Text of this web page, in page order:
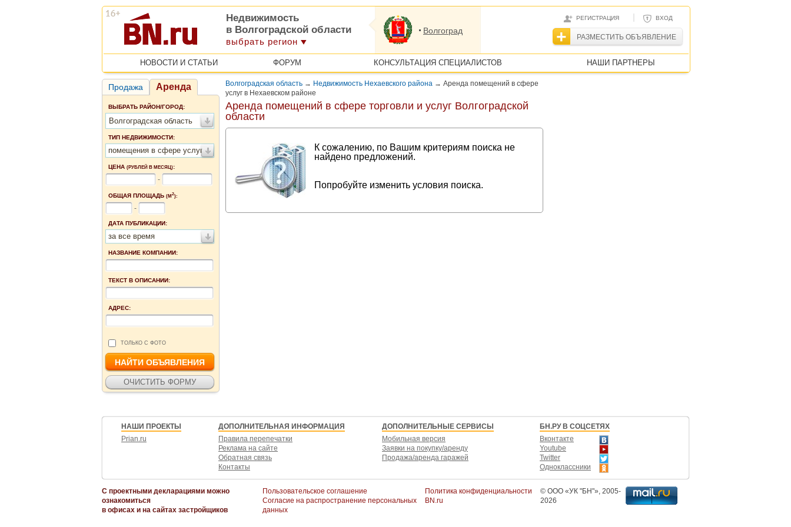
РЕГИСТРАЦИЯ | ВХОД
РАЗМЕСТИТЬ ОБЪЯВЛЕНИЕ
Недвижимость
в Волгоградской области
выбрать регион
Волгоград
НОВОСТИ И СТАТЬИ ФОРУМ КОНСУЛЬТАЦИЯ СПЕЦИАЛИСТОВ НАШИ ПАРТНЕРЫ
Продажа Аренда
ВЫБРАТЬ РАЙОН/ГОРОД:
Волгоградская область
ТИП НЕДВИЖИМОСТИ:
помещения в сфере услуг
ЦЕНА (РУБЛЕЙ В МЕСЯЦ):
-
ОБЩАЯ ПЛОЩАДЬ (М2):
-
ДАТА ПУБЛИКАЦИИ:
за все время
НАЗВАНИЕ КОМПАНИИ:
ТЕКСТ В ОПИСАНИИ:
АДРЕС:
ТОЛЬКО С ФОТО
Волгоградская область → Недвижимость Нехаевского района → Аренда помещений в сфере
услуг в Нехаевском районе
Аренда помещений в сфере торговли и услуг Волгоградской
области
К сожалению, по Вашим критериям поиска не
найдено предложений.
Попробуйте изменить условия поиска.
НАШИ ПРОЕКТЫ
Prian.ru
ДОПОЛНИТЕЛЬНАЯ ИНФОРМАЦИЯ
Правила перепечатки
Реклама на сайте
Обратная связь
Контакты
ДОПОЛНИТЕЛЬНЫЕ СЕРВИСЫ
Мобильная версия
Заявки на покупку/аренду
Продажа/аренда гаражей
БН.РУ В СОЦСЕТЯХ
Вконтакте
Youtube
Twitter
Одноклассники
С проектными декларациями можно
ознакомиться
в офисах и на сайтах застройщиков
Пользовательское соглашение
Согласие на распространение персональных
данных
Политика конфиденциальности
BN.ru
© ООО «УК "БН"» , 2005-
2026